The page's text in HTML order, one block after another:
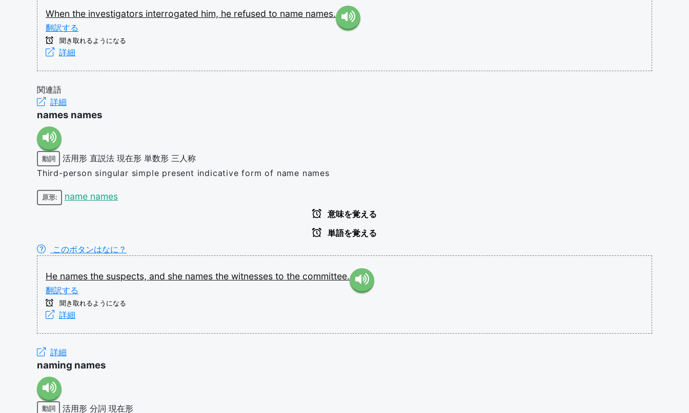
When the investigators interrogated him, he refused to name names.
翻訳する
聞き取れるようになる
詳細
関連語
詳細
names names
動詞 活用形 直説法 現在形 単数形 三人称
Third-person singular simple present indicative form of name names
原形: name names
意味を覚える
単語を覚える
このボタンはなに？
He names the suspects, and she names the witnesses to the committee.
翻訳する
聞き取れるようになる
詳細
詳細
naming names
動詞 活用形 分詞 現在形